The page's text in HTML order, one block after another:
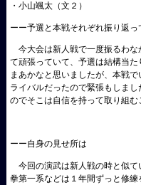
・小山颯太（文２）
ーー予選と本戦それぞれ振り返っ
今大会は新人戦で一度振るわな
て頑張っていて、予選は結構当
まあかなと思いましたが、本戦
ライバルだったので緊張もしま
のでそこは自信を持って取り組む
ーー自身の見せ所は
今回の演武は新人戦の時と似て
拳第一系などは１年間ずっと修